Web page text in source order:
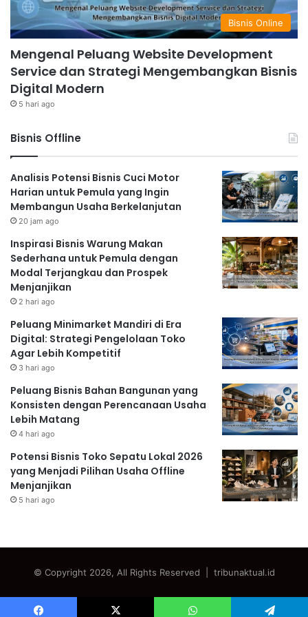
Bisnis Online
Mengenal Peluang Website Development
Service dan Strategi Mengembangkan Bisnis
Digital Modern
5 hari ago
Bisnis Offline
Analisis Potensi Bisnis Cuci Motor
Harian untuk Pemula yang Ingin
Membangun Usaha Berkelanjutan
20 jam ago
Inspirasi Bisnis Warung Makan
Sederhana untuk Pemula dengan
Modal Terjangkau dan Prospek
Menjanjikan
2 hari ago
Peluang Minimarket Mandiri di Era
Digital: Strategi Pengelolaan Toko
Agar Lebih Kompetitif
3 hari ago
Peluang Bisnis Bahan Bangunan yang
Konsisten dengan Perencanaan Usaha
Lebih Matang
4 hari ago
Potensi Bisnis Toko Sepatu Lokal 2026
yang Menjadi Pilihan Usaha Offline
Menjanjikan
5 hari ago
© Copyright 2026, All Rights Reserved | tribunaktual.id